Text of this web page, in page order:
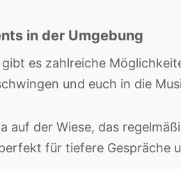
in der Umgebung
es zahlreiche
und euch in die
auf der Wiese, das
für tiefere Gespräche